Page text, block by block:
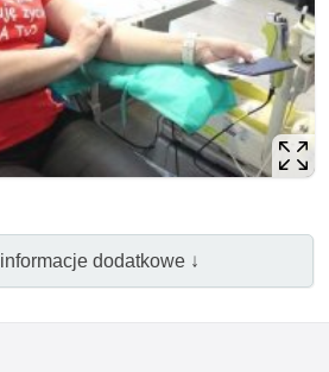
dodatkowe ↓